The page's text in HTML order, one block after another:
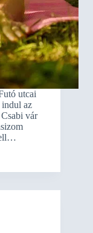
utcai
indul az
vár